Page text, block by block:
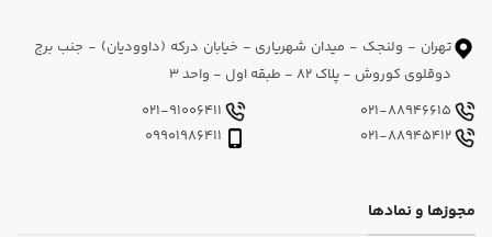
تهران - ولنجک - میدان شهریاری - خیابان درکه (داوودیان) - جنب برج
دوقلوی کوروش - پلاک 82 - طبقه اول - واحد 3
مجوزها و نمادها